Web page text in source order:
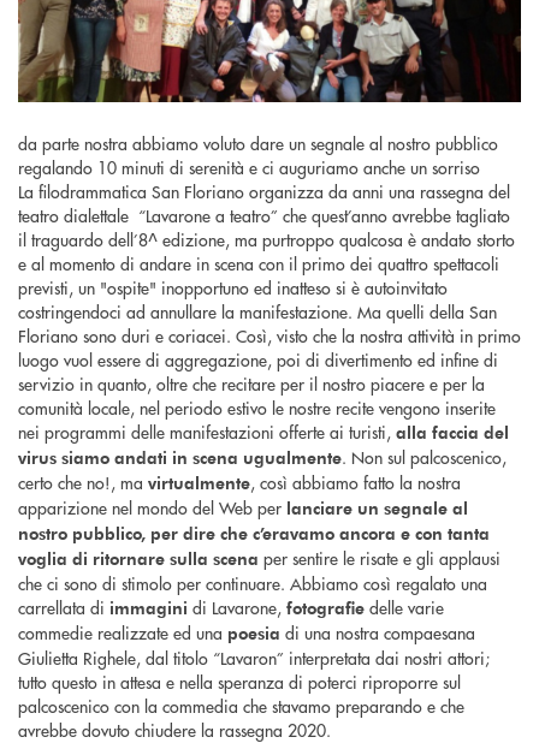
da parte nostra abbiamo voluto dare un segnale al nostro pubblico
regalando 10 minuti di serenità e ci auguriamo anche un sorriso
La filodrammatica San Floriano organizza da anni una rassegna del
teatro dialettale “Lavarone a teatro” che quest’anno avrebbe tagliato
il traguardo dell’8^ edizione, ma purtroppo qualcosa è andato storto
e al momento di andare in scena con il primo dei quattro spettacoli
previsti, un "ospite" inopportuno ed inatteso si è autoinvitato
costringendoci ad annullare la manifestazione. Ma quelli della San
Floriano sono duri e coriacei. Così, visto che la nostra attività in primo
luogo vuol essere di aggregazione, poi di divertimento ed infine di
servizio in quanto, oltre che recitare per il nostro piacere e per la
comunità locale, nel periodo estivo le nostre recite vengono inserite
nei programmi delle manifestazioni offerte ai turisti, alla faccia del
virus siamo andati in scena ugualmente. Non sul palcoscenico,
certo che no!, ma virtualmente, così abbiamo fatto la nostra
apparizione nel mondo del Web per lanciare un segnale al
nostro pubblico, per dire che c’eravamo ancora e con tanta
voglia di ritornare sulla scena per sentire le risate e gli applausi
che ci sono di stimolo per continuare. Abbiamo così regalato una
carrellata di immagini di Lavarone, fotografie delle varie
commedie realizzate ed una poesia di una nostra compaesana
Giulietta Righele, dal titolo “Lavaron” interpretata dai nostri attori;
tutto questo in attesa e nella speranza di poterci riproporre sul
palcoscenico con la commedia che stavamo preparando e che
avrebbe dovuto chiudere la rassegna 2020.